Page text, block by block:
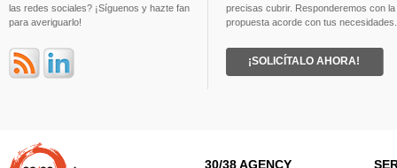
las redes sociales? ¡Síguenos y hazte fan
para averiguarlo!
precisas cubrir. Responderemos con la
propuesta acorde con tus necesidades.
¡SOLICÍTALO AHORA!
30/38 AGENCY